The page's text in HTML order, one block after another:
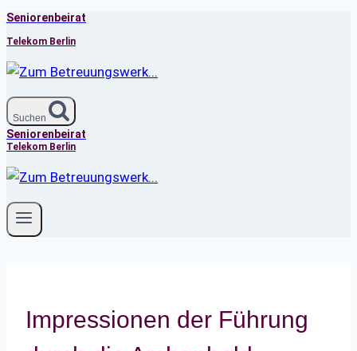
Zum
Inhalt
springen
Seniorenbeirat
Telekom Berlin
Suchen
Seniorenbeirat
Telekom Berlin
Impressionen der Führung